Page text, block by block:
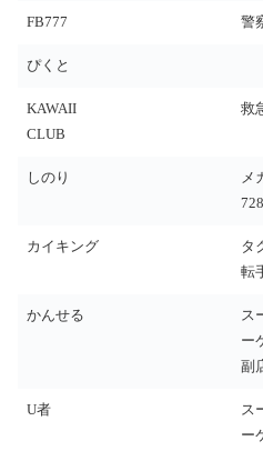
FB777 警
ぴくと
KAWAII
CLUB
救
しのり
メ
カイキング
タ
転
かんせる
ス
ー
副
U者
ス
ー